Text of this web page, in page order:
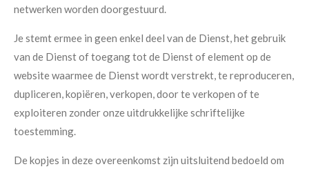
netwerken worden doorgestuurd.
Je stemt ermee in geen enkel deel van de Dienst, het gebruik
van de Dienst of toegang tot de Dienst of element op de
website waarmee de Dienst wordt verstrekt, te reproduceren,
dupliceren, kopiëren, verkopen, door te verkopen of te
exploiteren zonder onze uitdrukkelijke schriftelijke
toestemming.
De kopjes in deze overeenkomst zijn uitsluitend bedoeld om